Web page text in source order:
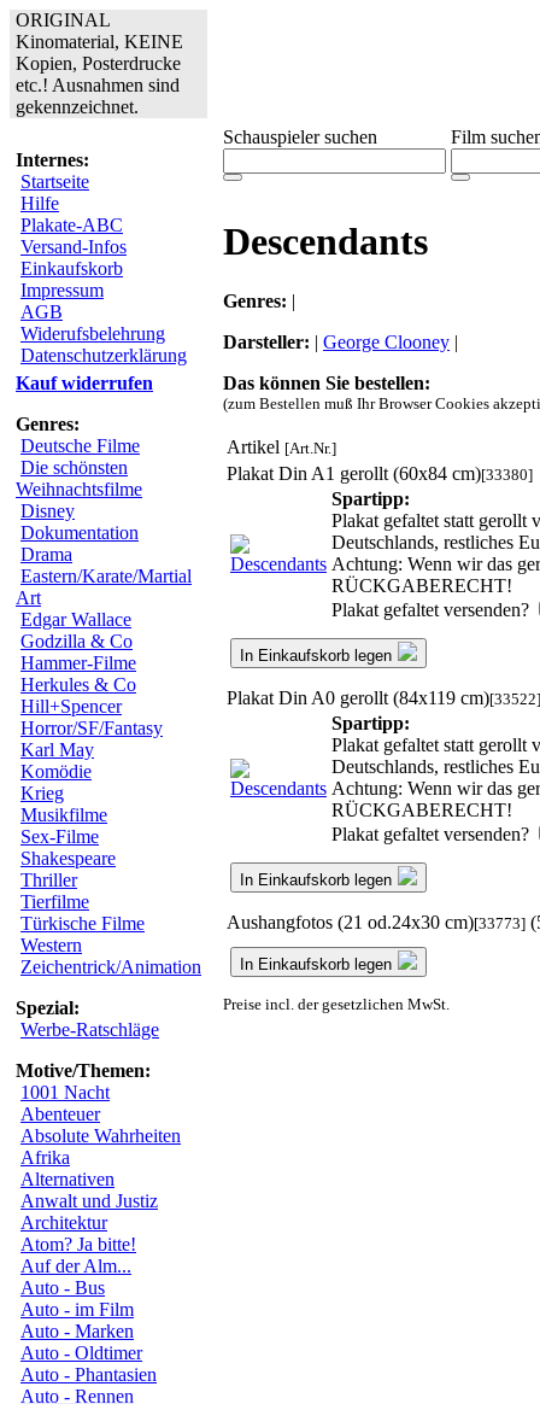
ORIGINAL
Kinomaterial, KEINE
Kopien, Posterdrucke
etc.! Ausnahmen sind
gekennzeichnet.
Internes:
Startseite
Hilfe
Plakate-ABC
Versand-Infos
Einkaufskorb
Impressum
AGB
Widerufsbelehrung
Datenschutzerklärung
Kauf widerrufen
Genres:
Deutsche Filme
Die schönsten
Weihnachtsfilme
Disney
Dokumentation
Drama
Eastern/Karate/Martial
Art
Edgar Wallace
Godzilla & Co
Hammer-Filme
Herkules & Co
Hill+Spencer
Horror/SF/Fantasy
Karl May
Komödie
Krieg
Musikfilme
Sex-Filme
Shakespeare
Thriller
Tierfilme
Türkische Filme
Western
Zeichentrick/Animation
Spezial:
Werbe-Ratschläge
Motive/Themen:
1001 Nacht
Abenteuer
Absolute Wahrheiten
Afrika
Alternativen
Anwalt und Justiz
Architektur
Atom? Ja bitte!
Auf der Alm...
Auto - Bus
Auto - im Film
Auto - Marken
Auto - Oldtimer
Auto - Phantasien
Auto - Rennen
Schauspieler suchen Film
Descendants
Genres: |
Darsteller: | George Clooney |
Das können Sie bestellen:
(zum Bestellen muß Ihr Browser Cookies
Artikel [Art.Nr.]
Plakat Din A1 gerollt (60x84 cm)[33380]
Spartipp:
Plakat gefaltet statt gerollt
Deutschlands, restliches
Achtung: Wenn wir das
RÜCKGABERECHT!
Plakat gefaltet versenden?
In Einkaufskorb legen
Plakat Din A0 gerollt (84x119 cm)[33522]
Spartipp:
Plakat gefaltet statt gerollt
Deutschlands, restliches
Achtung: Wenn wir das
RÜCKGABERECHT!
Plakat gefaltet versenden?
In Einkaufskorb legen
Aushangfotos (21 od.24x30 cm)[33773]
In Einkaufskorb legen
Preise incl. der gesetzlichen MwSt.